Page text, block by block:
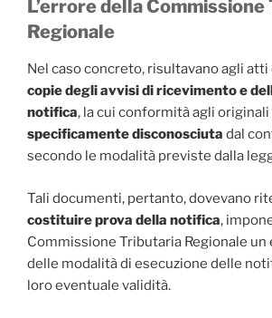
L’errore della
Regionale
Nel caso concreto, risultavano agli
copie degli avvisi di ricevimento e
notifica, la cui conformità agli
specificamente disconosciuta dal
secondo le modalità previste dalla
Tali documenti, pertanto, dovevano
costituire prova della notifica,
Commissione Tributaria Regionale un
delle modalità di esecuzione delle
loro eventuale validità.